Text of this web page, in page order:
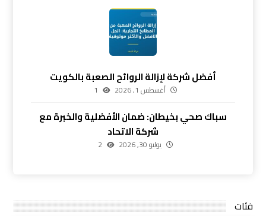
أفضل شركة لإزالة الروائح الصعبة بالكويت
أغسطس 1, 2026 1
سباك صحي بخيطان: ضمان الأفضلية والخبرة مع
شركة الاتحاد
يوليو 30, 2026 2
فئات